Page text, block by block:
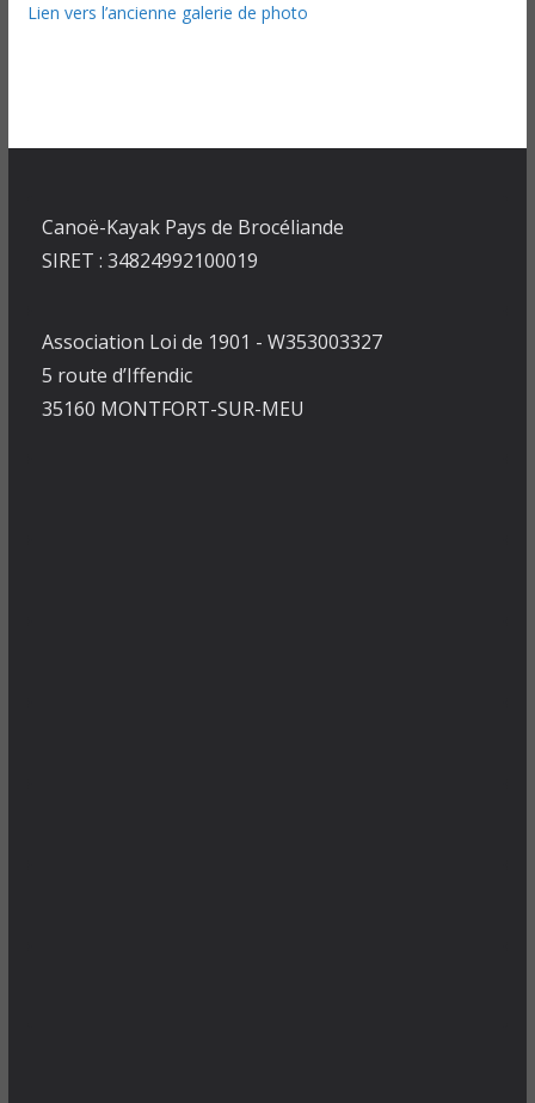
Lien vers l’ancienne galerie de photo
Canoë-Kayak Pays de Brocéliande
SIRET : 34824992100019
Association Loi de 1901 - W353003327
5 route d’Iffendic
35160 MONTFORT-SUR-MEU